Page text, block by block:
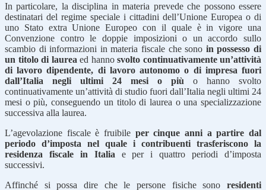
In particolare, la disciplina in materia prevede che possono essere
destinatari del regime speciale i cittadini dell’Unione Europea o di
uno Stato extra Unione Europeo con il quale è in vigore una
Convenzione contro le doppie imposizioni o un accordo sullo
scambio di informazioni in materia fiscale che sono in possesso di
un titolo di laurea ed hanno svolto continuativamente un’attività
di lavoro dipendente, di lavoro autonomo o di impresa fuori
dall’Italia negli ultimi 24 mesi o più o hanno svolto
continuativamente un’attività di studio fuori dall’Italia negli ultimi 24
mesi o più, conseguendo un titolo di laurea o una specializzazione
successiva alla laurea.
L’agevolazione fiscale è fruibile per cinque anni a partire dal
periodo d’imposta nel quale i contribuenti trasferiscono la
residenza fiscale in Italia e per i quattro periodi d’imposta
successivi.
Affinché si possa dire che le persone fisiche sono residenti